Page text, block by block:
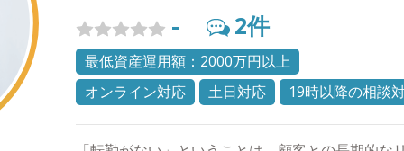
投資に関しては、多くの企業は、あらゆる環境に
利益を出すためにあらゆる努力を結集していきま
利は約束なので、着実に支払われ蓄積されていき
賃は約束なので、こちらも着実に支払われて蓄積
う視点で見れば、年々本質的価値が蓄積されてい
式・債券・REITに分散投資している場合は当然
ら、これら株式・債券・REITの本質的恩恵を享
- 2件
最低資産運用額：2000万円以上
オンライン対応
土日対応 19時以降の相談